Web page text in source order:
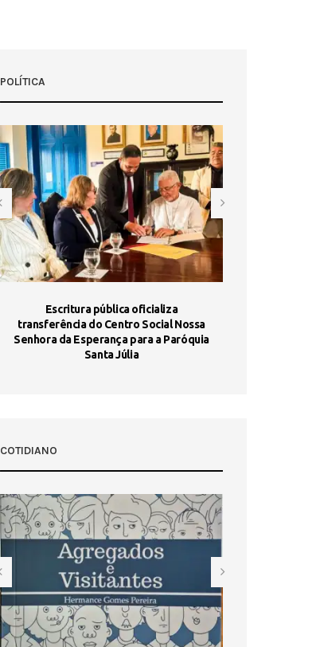
POLÍTICA
Escritura pública oficializa
transferência do Centro Social Nossa
Senhora da Esperança para a Paróquia
Santa Júlia
COTIDIANO